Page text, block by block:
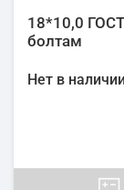
18*10,0
болтам
Нет в